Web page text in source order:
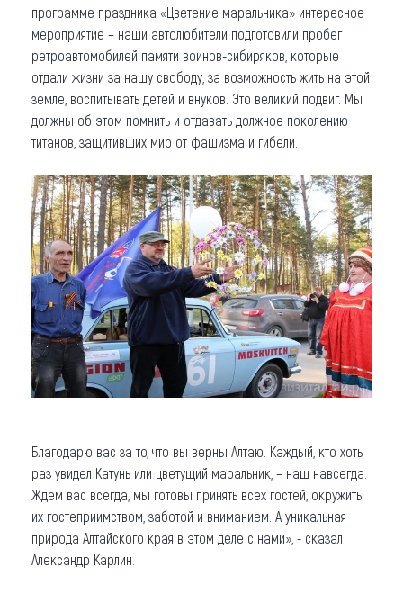
программе праздника «Цветение маральника» интересное
мероприятие – наши автолюбители подготовили пробег
ретроавтомобилей памяти воинов-сибиряков, которые
отдали жизни за нашу свободу, за возможность жить на этой
земле, воспитывать детей и внуков. Это великий подвиг. Мы
должны об этом помнить и отдавать должное поколению
титанов, защитивших мир от фашизма и гибели.
Благодарю вас за то, что вы верны Алтаю. Каждый, кто хоть
раз увидел Катунь или цветущий маральник, – наш навсегда.
Ждем вас всегда, мы готовы принять всех гостей, окружить
их гостеприимством, заботой и вниманием. А уникальная
природа Алтайского края в этом деле с нами», - сказал
Александр Карлин.